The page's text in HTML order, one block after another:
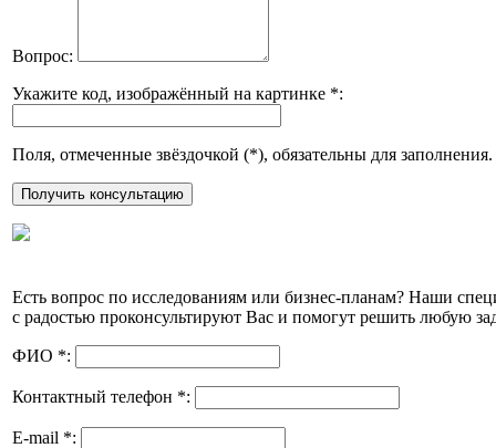
Вопрос:
Укажите код, изображённый на картинке *:
Поля, отмеченные звёздочкой (*), обязательны для заполнения.
Есть вопрос по исследованиям или бизнес-планам? Наши
с радостью проконсультируют Вас и помогут решить любую
ФИО *:
Контактный телефон *:
E-mail *: